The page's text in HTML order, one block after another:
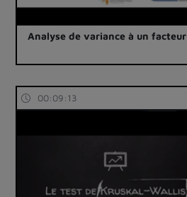
Analyse de variance à un facteur
00:09:13